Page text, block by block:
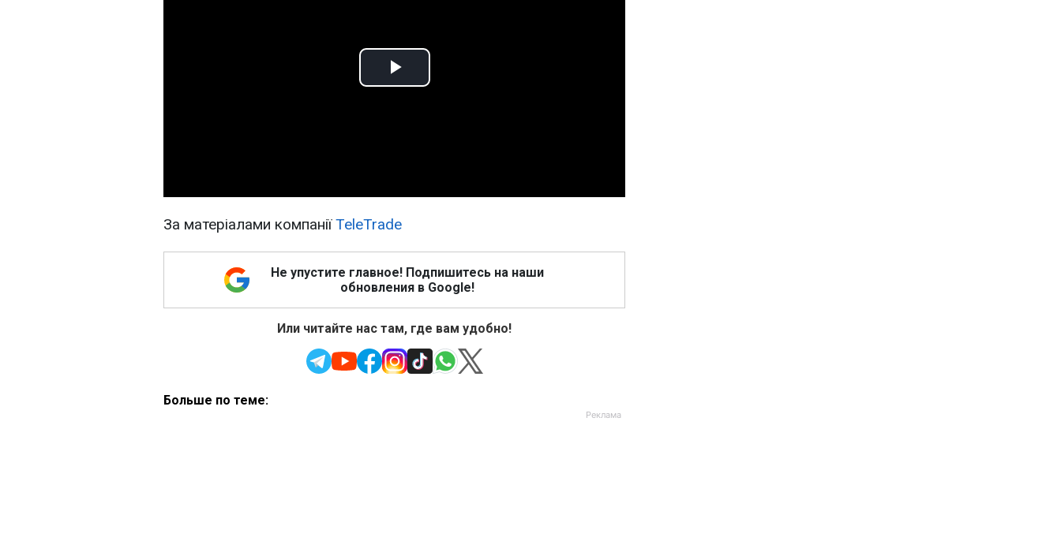
Play
За матеріалами компаніїTeleTrade
Не упустите главное! Подпишитесь на наши
обновления в Google!
Или читайте нас там, где вам удобно!
Больше по теме: